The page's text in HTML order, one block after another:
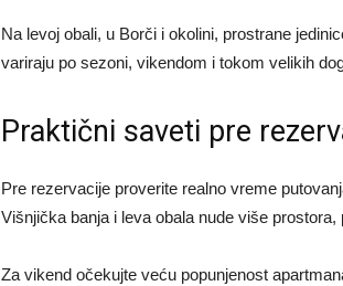
Na levoj obali, u Borči i okolini, prostrane
variraju po sezoni, vikendom i tokom velikih
Praktični saveti pre
Pre rezervacije proverite realno vreme
Višnjička banja i leva obala nude više
Za vikend očekujte veću popunjenost